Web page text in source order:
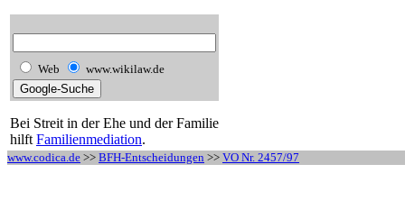
Web www.wikilaw.de
Bei Streit in der Ehe und der Familie
hilft Familienmediation.
www.codica.de >> BFH-Entscheidungen >> VO Nr. 2457/97